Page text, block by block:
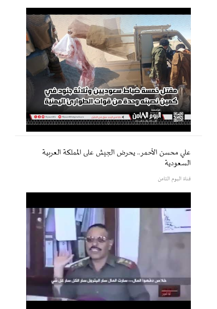
علي محسن الأحمر.. يحرض الجيش على المملكة العربية
السعودية
قناة اليوم الثامن